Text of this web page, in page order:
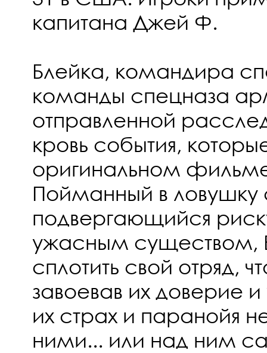
капитана Джей Ф.
Блейка, командира
команды спецназа
отправленной
кровь события,
оригинальном
Пойманный в ловушку
подвергающийся
ужасным существом,
сплотить свой отряд,
завоевав их доверие
их страх и паранойя
ними... или над ним